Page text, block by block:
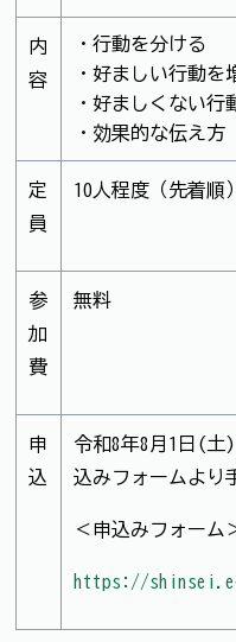
内
容
・行動を分ける
・好ましい行動を
・好ましくない行
・効果的な伝え方
定
員
10人程度（先着順）
参
加
費
無料
申
込
令和8年8月1日(土
込みフォームより
＜申込みフォーム
https://